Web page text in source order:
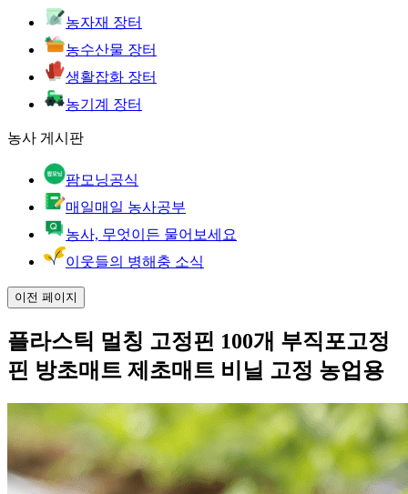
농자재 장터
농수산물 장터
생활잡화 장터
농기계 장터
농사 게시판
팜모닝공식
매일매일 농사공부
농사, 무엇이든 물어보세요
이웃들의 병해충 소식
이전 페이지
플라스틱 멀칭 고정핀 100개 부직포고정
핀 방초매트 제초매트 비닐 고정 농업용